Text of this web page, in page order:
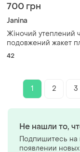
700 грн
Janina
Жіночий утеплений
подовжений жакет
капюшоном розмір 42
42
1 2 3
Не нашли то,
Подпишитесь на
появлении